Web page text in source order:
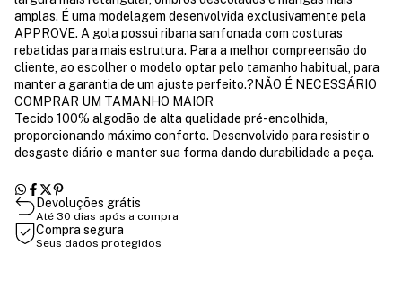
amplas. É uma modelagem desenvolvida exclusivamente pela
APPROVE. A gola possui ribana sanfonada com costuras
rebatidas para mais estrutura. Para a melhor compreensão do
cliente, ao escolher o modelo optar pelo tamanho habitual, para
manter a garantia de um ajuste perfeito.?NÃO É NECESSÁRIO
COMPRAR UM TAMANHO MAIOR
Tecido 100% algodão de alta qualidade pré-encolhida,
proporcionando máximo conforto. Desenvolvido para resistir o
desgaste diário e manter sua forma dando durabilidade a peça.
Devoluções grátis
Até 30 dias após a compra
Compra segura
Seus dados protegidos